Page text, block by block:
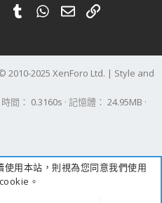
PinterestTumblrWhatsApp
電子郵件
連結
2010-2025 XenForo Ltd. | Style and
時間 0.3160s 記憶體 24.95MB
用本站，則視為您同意我們使用
cookie。